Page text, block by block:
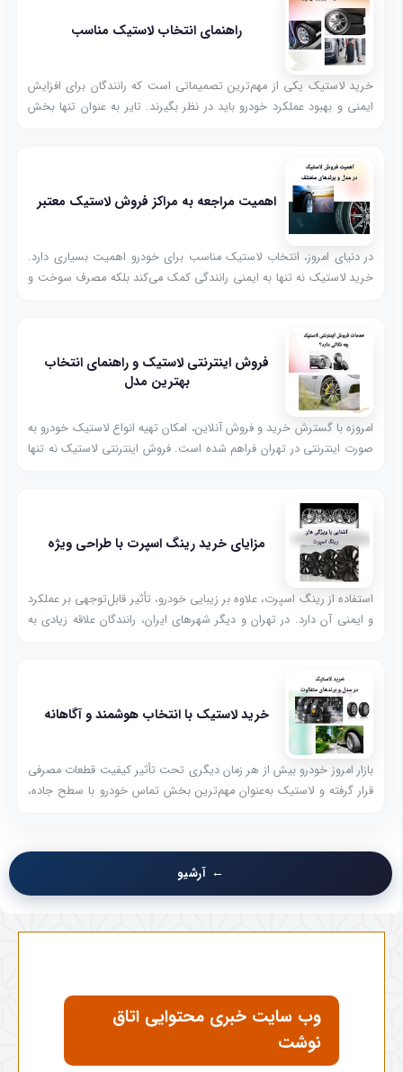
راهنمای انتخاب لاستیک مناسب
خرید لاستیک یکی از مهم‌ترین تصمیماتی است که رانندگان برای افزایش
ایمنی و بهبود عملکرد خودرو باید در نظر بگیرند. تایر به عنوان تنها بخش
اهمیت مراجعه به مراکز فروش لاستیک معتبر
در دنیای امروز، انتخاب لاستیک مناسب برای خودرو اهمیت بسیاری دارد.
خرید لاستیک نه تنها به ایمنی رانندگی کمک می‌کند بلکه مصرف سوخت و
خریداران اهمیت زیادی دارد.
فروش اینترنتی لاستیک و راهنمای انتخاب
بهترین مدل
امروزه با گسترش خرید و فروش آنلاین، امکان تهیه انواع لاستیک خودرو به
صورت اینترنتی در تهران فراهم شده است. فروش اینترنتی لاستیک نه تنها
مزایای خرید رینگ اسپرت با طراحی ویژه
استفاده از رینگ اسپرت، علاوه بر زیبایی خودرو، تأثیر قابل‌توجهی بر عملکرد
و ایمنی آن دارد. در تهران و دیگر شهرهای ایران، رانندگان علاقه زیادی به
خرید لاستیک با انتخاب هوشمند و آگاهانه
بازار امروز خودرو بیش از هر زمان دیگری تحت تأثیر کیفیت قطعات مصرفی
قرار گرفته و لاستیک به‌عنوان مهم‌ترین بخش تماس خودرو با سطح جاده،
آرشیو
وب سایت خبری محتوایی اتاق
نوشت